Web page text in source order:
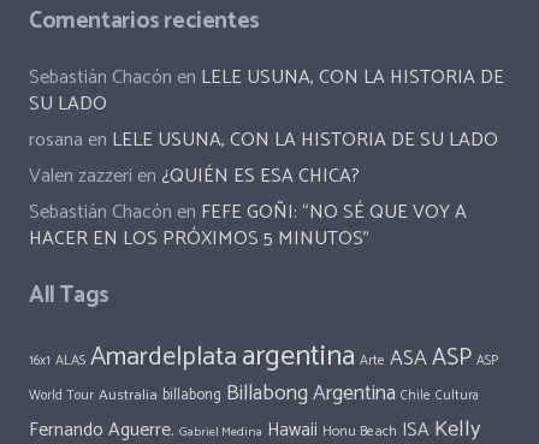
Comentarios recientes
Sebastián Chacón en LELE USUNA, CON LA HISTORIA DE
SU LADO
rosana en LELE USUNA, CON LA HISTORIA DE SU LADO
Valen zazzeri en¿QUIÉN ES ESA CHICA?
Sebastián Chacón en FEFE GOÑI: “NO SÉ QUE VOY A
HACER EN LOS PRÓXIMOS 5 MINUTOS”
All Tags
16x1 ALAS Amardelplataargentina Arte ASAASP ASP
World Tour Australia billabong Billabong Argentina Chile Cultura
Fernando Aguerre. Gabriel Medina Hawaii Honu Beach ISA Kelly